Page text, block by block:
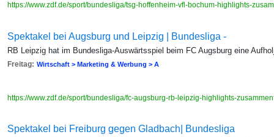
https://www.zdf.de/sport/bundesliga/tsg-hoffenheim-vfl-bochum-highlights-
Spektakel bei Augsburg und Leipzig | Bundesliga -
RB Leipzig hat im Bundesliga-Auswärtsspiel beim FC Augsburg eine
Freitag: Wirtschaft > Marketing & Werbung > A
https://www.zdf.de/sport/bundesliga/fc-augsburg-rb-leipzig-highlights-
Spektakel bei Freiburg gegen Gladbach| Bundesliga